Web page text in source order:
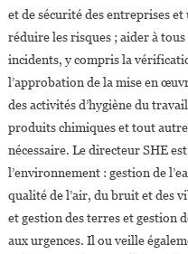
et de sécurité des entreprises
réduire les risques ; aider à tous
incidents, y compris la
l’approbation de la mise en
des activités d’hygiène du
produits chimiques et tout
nécessaire. Le directeur SHE
l’environnement : gestion de
qualité de l’air, du bruit et des
et gestion des terres et gestion
aux urgences. Il ou veille